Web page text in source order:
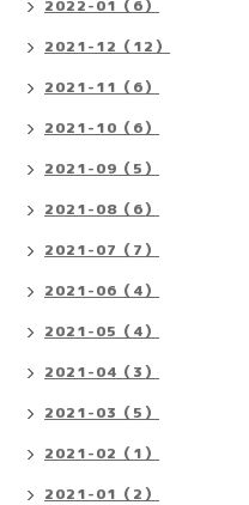
2022-01（6）
2021-12（12）
2021-11（6）
2021-10（6）
2021-09（5）
2021-08（6）
2021-07（7）
2021-06（4）
2021-05（4）
2021-04（3）
2021-03（5）
2021-02（1）
2021-01（2）